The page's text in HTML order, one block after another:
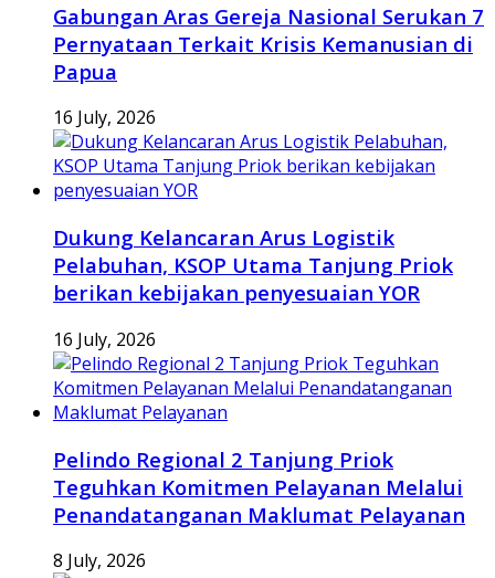
Gabungan Aras Gereja Nasional Serukan 7
Pernyataan Terkait Krisis Kemanusian di
Papua
16 July, 2026
Dukung Kelancaran Arus Logistik
Pelabuhan, KSOP Utama Tanjung Priok
berikan kebijakan penyesuaian YOR
16 July, 2026
Pelindo Regional 2 Tanjung Priok
Teguhkan Komitmen Pelayanan Melalui
Penandatanganan Maklumat Pelayanan
8 July, 2026